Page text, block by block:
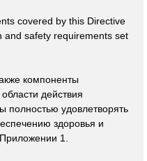
covered by this Directive
and safety requirements set
компоненты
действия
полностью удовлетворять
здоровья и
1.